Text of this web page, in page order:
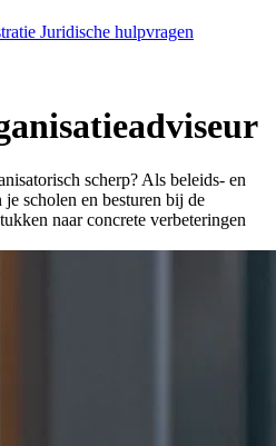
Juridische hulpvragen
scherp? Als beleids- en
scholen en besturen bij de
naar concrete verbeteringen